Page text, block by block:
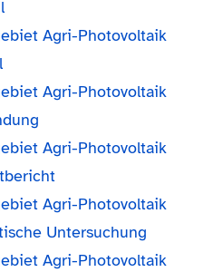
Agri-Photovoltaik
Agri-Photovoltaik
Agri-Photovoltaik
Agri-Photovoltaik
Untersuchung
Agri-Photovoltaik